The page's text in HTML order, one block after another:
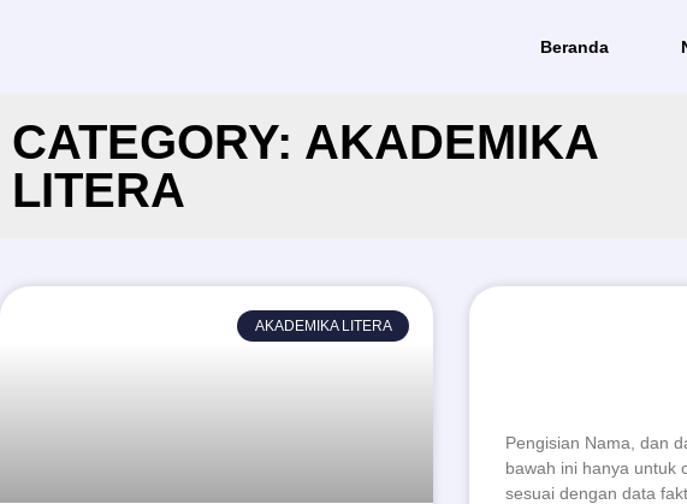
Beranda
CATEGORY: AKADEMIKA
LITERA
AKADEMIKA LITERA
Pengisian Nama, dan
bawah ini hanya untuk
sesuai dengan data